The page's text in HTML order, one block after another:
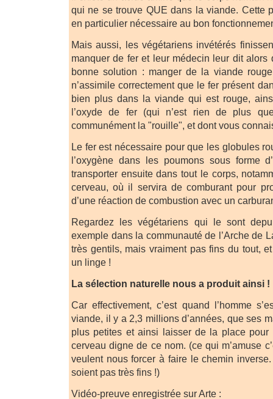
qui ne se trouve QUE dans la viande. Cette
en particulier nécessaire au bon
Mais aussi, les végétariens invétérés
manquer de fer et leur médecin leur dit alors
bonne solution : manger de la viande
n’assimile correctement que le fer présent
bien plus dans la viande qui est rouge,
l’oxyde de fer (qui n’est rien de plus
communément la "rouille", et dont vous
Le fer est nécessaire pour que les globules
l’oxygène dans les poumons sous forme
transporter ensuite dans tout le corps,
cerveau, où il servira de comburant pour
d’une réaction de combustion avec un
Regardez les végétariens qui le sont
exemple dans la communauté de l’Arche de
très gentils, mais vraiment pas fins du tout,
un linge !
La sélection naturelle nous a produit ainsi !
Car effectivement, c’est quand l’homme
viande, il y a 2,3 millions d’années, que ses
plus petites et ainsi laisser de la place pour
cerveau digne de ce nom. (ce qui m’amuse
veulent nous forcer à faire le chemin
soient pas très fins !)
Vidéo-preuve enregistrée sur Arte :